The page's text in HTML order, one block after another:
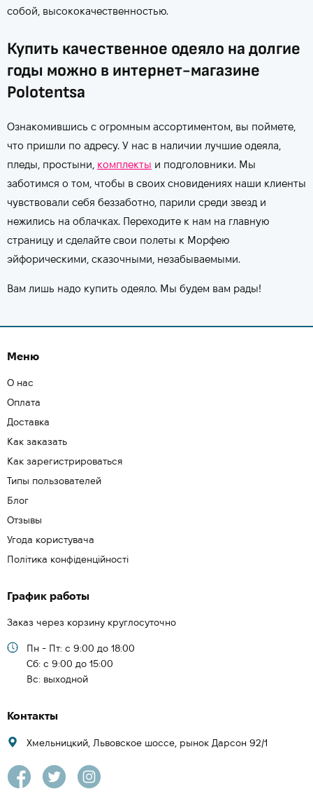
собой, высококачественностью.
Купить качественное одеяло на долгие
годы можно в интернет-магазине
Polotentsa
Ознакомившись с огромным ассортиментом, вы поймете,
что пришли по адресу. У нас в наличии лучшие одеяла,
пледы, простыни, комплекты и подголовники. Мы
заботимся о том, чтобы в своих сновидениях наши клиенты
чувствовали себя беззаботно, парили среди звезд и
нежились на облачках. Переходите к нам на главную
страницу и сделайте свои полеты к Морфею
эйфорическими, сказочными, незабываемыми.
Вам лишь надо купить одеяло. Мы будем вам рады!
Меню
О нас
Оплата
Доставка
Как заказать
Как зарегистрироваться
Типы пользователей
Блог
Отзывы
Угода користувача
Політика конфіденційності
График работы
Заказ через корзину круглосуточно
Пн - Пт: с 9:00 до 18:00
Cб: с 9:00 до 15:00
Вс: выходной
Контакты
Хмельницкий, Львовское шоссе, рынок Дарсон 92/1